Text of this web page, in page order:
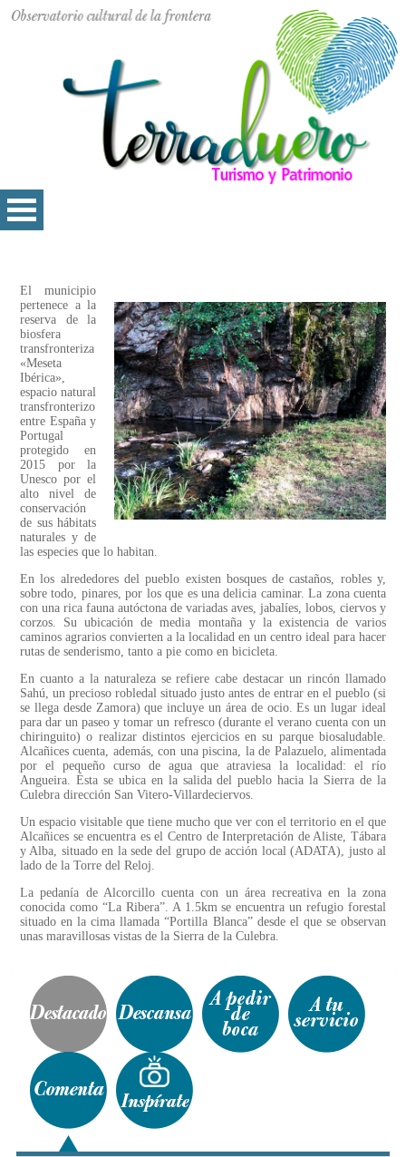
El municipio
pertenece a la
reserva de la
biosfera
transfronteriza
«Meseta
Ibérica»,
espacio natural
transfronterizo
entre España y
Portugal
protegido en
2015 por la
Unesco por el
alto nivel de
conservación
de sus hábitats
naturales y de
las especies que lo habitan.
En los alrededores del pueblo existen bosques de castaños, robles y,
sobre todo, pinares, por los que es una delicia caminar. La zona cuenta
con una rica fauna autóctona de variadas aves, jabalíes, lobos, ciervos y
corzos. Su ubicación de media montaña y la existencia de varios
caminos agrarios convierten a la localidad en un centro ideal para hacer
rutas de senderismo, tanto a pie como en bicicleta.
En cuanto a la naturaleza se refiere cabe destacar un rincón llamado
Sahú, un precioso robledal situado justo antes de entrar en el pueblo (si
se llega desde Zamora) que incluye un área de ocio. Es un lugar ideal
para dar un paseo y tomar un refresco (durante el verano cuenta con un
chiringuito) o realizar distintos ejercicios en su parque biosaludable.
Alcañices cuenta, además, con una piscina, la de Palazuelo, alimentada
por el pequeño curso de agua que atraviesa la localidad: el río
Angueira. Ésta se ubica en la salida del pueblo hacia la Sierra de la
Culebra dirección San Vitero-Villardeciervos.
Un espacio visitable que tiene mucho que ver con el territorio en el que
Alcañices se encuentra es el Centro de Interpretación de Aliste, Tábara
y Alba, situado en la sede del grupo de acción local (ADATA), justo al
lado de la Torre del Reloj.
La pedanía de Alcorcillo cuenta con un área recreativa en la zona
conocida como “La Ribera”. A 1.5km se encuentra un refugio forestal
situado en la cima llamada “Portilla Blanca” desde el que se observan
unas maravillosas vistas de la Sierra de la Culebra.